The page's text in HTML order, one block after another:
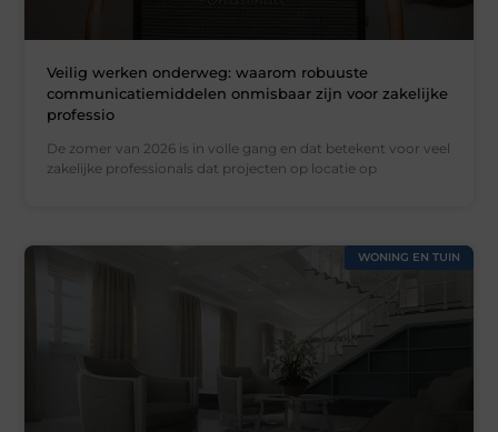
Veilig werken onderweg: waarom robuuste
communicatiemiddelen onmisbaar zijn voor zakelijke
professio
De zomer van 2026 is in volle gang en dat betekent voor veel
zakelijke professionals dat projecten op locatie op
WONING EN TUIN